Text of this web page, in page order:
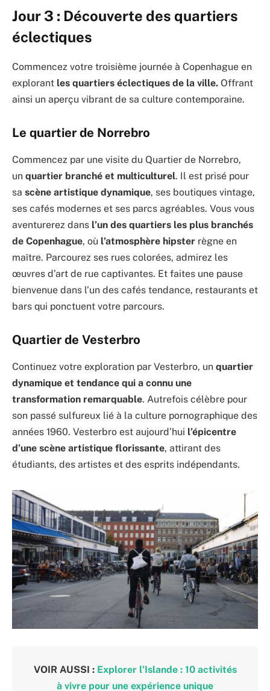
Jour 3 : Découverte des quartiers
éclectiques
Commencez votre troisième journée à Copenhague en
explorant les quartiers éclectiques de la ville. Offrant
ainsi un aperçu vibrant de sa culture contemporaine.
Le quartier de Norrebro
Commencez par une visite du Quartier de Norrebro,
un quartier branché et multiculturel. Il est prisé pour
sa scène artistique dynamique, ses boutiques vintage,
ses cafés modernes et ses parcs agréables. Vous vous
aventurerez dans l’un des quartiers les plus branchés
de Copenhague, où l’atmosphère hipster règne en
maître. Parcourez ses rues colorées, admirez les
œuvres d’art de rue captivantes. Et faites une pause
bienvenue dans l’un des cafés tendance, restaurants et
bars qui ponctuent votre parcours.
Quartier de Vesterbro
Continuez votre exploration par Vesterbro, un quartier
dynamique et tendance qui a connu une
transformation remarquable. Autrefois célèbre pour
son passé sulfureux lié à la culture pornographique des
années 1960. Vesterbro est aujourd’hui l’épicentre
d’une scène artistique florissante, attirant des
étudiants, des artistes et des esprits indépendants.
VOIR AUSSI : Explorer l’Islande : 10 activités
à vivre pour une expérience unique